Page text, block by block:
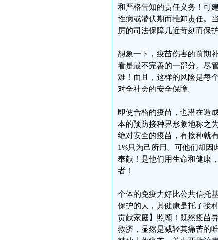
和严格告知的责任义务！可
性病或潜伏期而推卸责任。
厉的司法保障几近苛刻而保
想象一下，疫苗伤害的前期
看是最不完善的一部分。尽
难！而且，这样的风险是每
对全社会的安全保障。
即使合格的疫苗，也潜在造
本的预防接种界形象地称之
绝对安全的疫苗，有接种就
1%只为己所用。可他们却
奉献！是他们用生命和健康
者！
个体的免疫力好比公共信托
保护的人，其健康是托了接
贡献家庭】照顾！既然疫苗
救济，显然是减轻其痛苦的